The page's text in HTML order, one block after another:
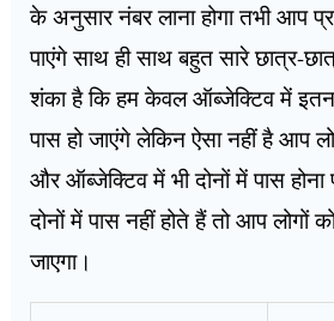
के अनुसार नंबर लाना होगा तभी आप
पाएंगे साथ ही साथ बहुत सारे छात्र-
शंका है कि हम केवल ऑब्जेक्टिव में
पास हो जाएंगे लेकिन ऐसा नहीं है आप
और ऑब्जेक्टिव में भी दोनों में पास
दोनों में पास नहीं होते हैं तो आप लोगों
जाएगा।